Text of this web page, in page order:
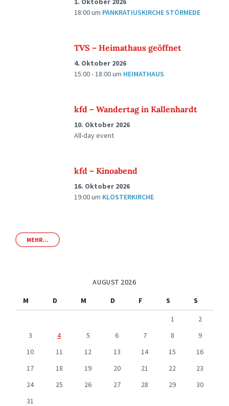
18:00um PANKRATIUSKIRCHE STÖRMEDE
TVS – Heimathaus geöffnet
4. Oktober 2026
15:00 - 18:00um HEIMATHAUS
kfd – Wandertag in Kallenhardt
10. Oktober 2026
All-day event
kfd – Kinoabend
16. Oktober 2026
19:00um KLOSTERKIRCHE
MEHR...
AUGUST 2026
M
D M D F S
S
1
2
3
4 5 6 7 8
9
10
11 12 13 14 15
16
17
18 19 20 21 22
23
24
25 26 27 28 29
30
31